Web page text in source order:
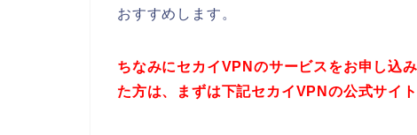
おすすめします。
ちなみにセカイVPNのサービスをお申し込
た方は、まずは下記セカイVPNの公式サイ